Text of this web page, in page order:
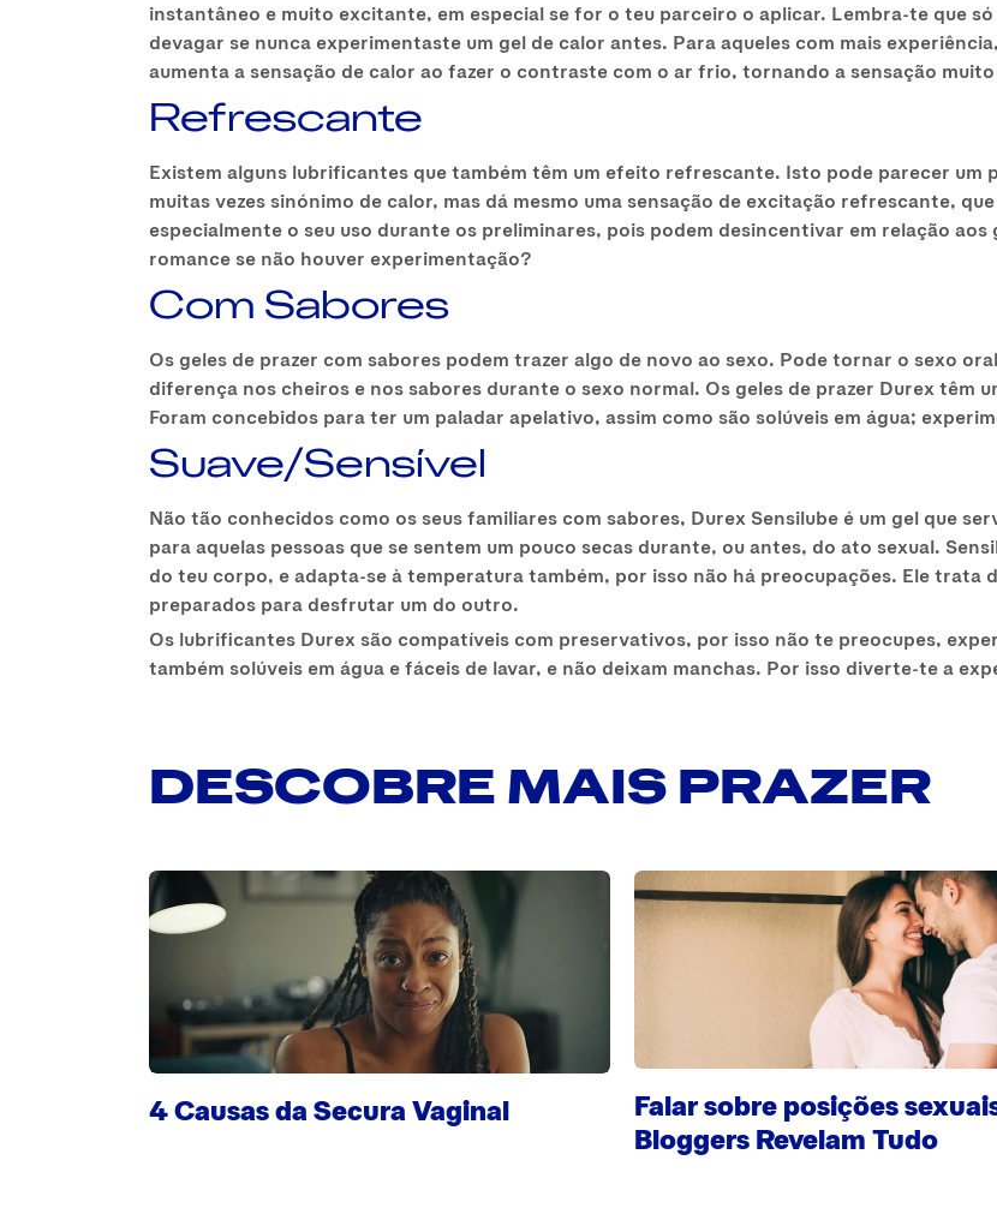
instantâneo e muito excitante, em especial se for o teu parceiro o aplicar. Lembra-te que
devagar se nunca experimentaste um gel de calor antes. Para aqueles com mais
aumenta a sensação de calor ao fazer o contraste com o ar frio, tornando a sensação
Refrescante
Existem alguns lubrificantes que também têm um efeito refrescante. Isto pode parecer
muitas vezes sinónimo de calor, mas dá mesmo uma sensação de excitação refrescante,
especialmente o seu uso durante os preliminares, pois podem desincentivar em relação
romance se não houver experimentação?
Com Sabores
Os geles de prazer com sabores podem trazer algo de novo ao sexo. Pode tornar o sexo
diferença nos cheiros e nos sabores durante o sexo normal. Os geles de prazer Durex têm
Foram concebidos para ter um paladar apelativo, assim como são solúveis em água;
Suave/Sensível
Não tão conhecidos como os seus familiares com sabores, Durex Sensilube é um gel que
para aquelas pessoas que se sentem um pouco secas durante, ou antes, do ato sexual.
do teu corpo, e adapta-se à temperatura também, por isso não há preocupações. Ele trata
preparados para desfrutar um do outro.
Os lubrificantes Durex são compatíveis com preservativos, por isso não te preocupes,
também solúveis em água e fáceis de lavar, e não deixam manchas. Por isso diverte-te a
DESCOBRE MAIS PRAZER
4 Causas da Secura Vaginal
Falar sobre posições
Bloggers Revelam Tudo